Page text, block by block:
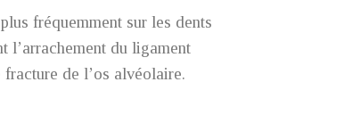
fréquemment sur les dents
l’arrachement du ligament
de l’os alvéolaire.